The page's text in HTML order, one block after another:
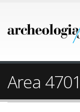
Area 4701